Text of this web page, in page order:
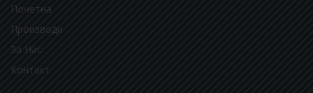
Почетна
Производи
За Нас
Контакт